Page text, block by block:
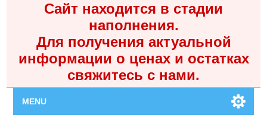
Сайт находится в стадии
наполнения.
Для получения актуальной
информации о ценах и остатках
свяжитесь с нами.
MENU